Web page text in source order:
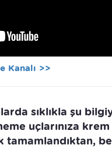
Kanalı >>
sıklıkla şu
uçlarınıza
tamamlandıktan,